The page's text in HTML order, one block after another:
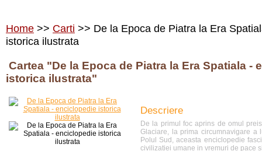
Home >> Carti >> De la Epoca de Piatra la Era
istorica ilustrata
Cartea "De la Epoca de Piatra la Era Spatiala -
istorica ilustrata"
Descriere
De la primul foc aprins de omul
Glaciare, la prima circumnavigare a
Polul Sud, aceasta enciclopedie
civilizatiei umane in vremuri de pace